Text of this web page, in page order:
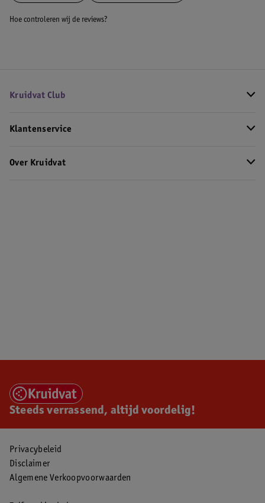
Hoe controleren wij de reviews?
Kruidvat Club
Klantenservice
Over Kruidvat
Steeds verrassend, altijd voordelig!
Privacybeleid
Disclaimer
Algemene Verkoopvoorwaarden